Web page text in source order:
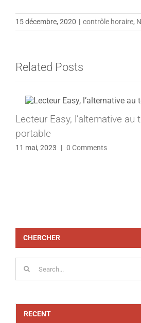
15 décembre, 2020 | contrôle horaire,
Related Posts
Lecteur Easy, l’alternative au
portable
11 mai, 2023 | 0 Comments
CHERCHER
RECENT